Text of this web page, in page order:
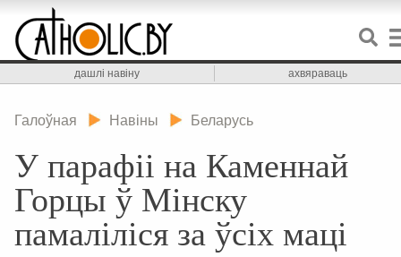
дашлі навіну ахвяраваць
Галоўная Навіны Беларусь
У парафіі на Каменнай
Горцы ў Мінску
памаліліся за ўсіх маці